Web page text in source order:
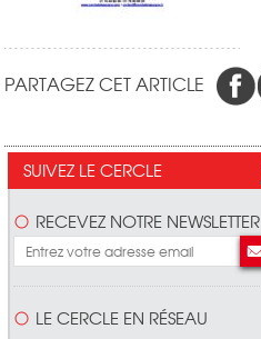
PARTAGEZ CET ARTICLE
SUIVEZ LE CERCLE
RECEVEZ NOTRE NEWSLETTER
LE CERCLE EN RÉSEAU